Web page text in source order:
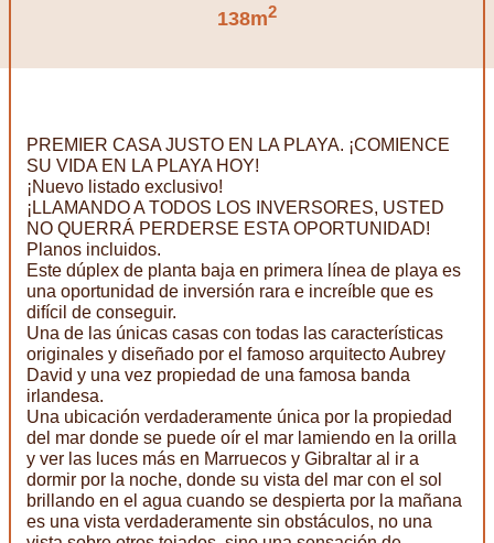
138m2
PREMIER CASA JUSTO EN LA PLAYA. ¡COMIENCE
SU VIDA EN LA PLAYA HOY!
¡Nuevo listado exclusivo!
¡LLAMANDO A TODOS LOS INVERSORES, USTED
NO QUERRÁ PERDERSE ESTA OPORTUNIDAD!
Planos incluidos.
Este dúplex de planta baja en primera línea de playa es
una oportunidad de inversión rara e increíble que es
difícil de conseguir.
Una de las únicas casas con todas las características
originales y diseñado por el famoso arquitecto Aubrey
David y una vez propiedad de una famosa banda
irlandesa.
Una ubicación verdaderamente única por la propiedad
del mar donde se puede oír el mar lamiendo en la orilla
y ver las luces más en Marruecos y Gibraltar al ir a
dormir por la noche, donde su vista del mar con el sol
brillando en el agua cuando se despierta por la mañana
es una vista verdaderamente sin obstáculos, no una